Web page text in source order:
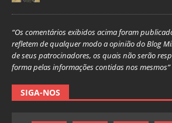
“Os comentários exibidos acima foram
refletem de qualquer modo a opinião do Blog
de seus patrocinadores, os quais não serão
forma pelas informações contidas nos mesmos”
SIGA-NOS